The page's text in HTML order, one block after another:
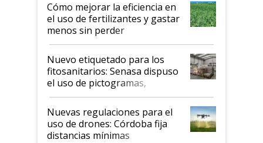
Cómo mejorar la eficiencia en
el uso de fertilizantes y gastar
menos sin perder
productividad en la campaña
fina
Nuevo etiquetado para los
fitosanitarios: Senasa dispuso
el uso de pictogramas,
palabras de advertencia e
indicaciones
Nuevas regulaciones para el
uso de drones: Córdoba fija
distancias mínimas